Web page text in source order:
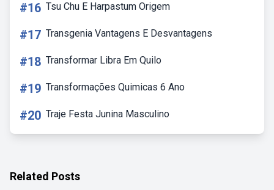
#16 Tsu Chu E Harpastum Origem
#17 Transgenia Vantagens E Desvantagens
#18 Transformar Libra Em Quilo
#19 Transformações Quimicas 6 Ano
#20 Traje Festa Junina Masculino
Related Posts